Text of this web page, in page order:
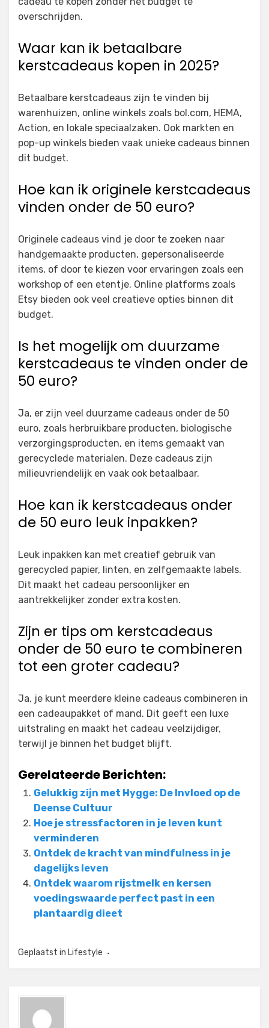
overschrijden.
Waar kan ik betaalbare
kerstcadeaus kopen in 2025?
Betaalbare kerstcadeaus zijn te vinden bij
warenhuizen, online winkels zoals bol.com, HEMA,
Action, en lokale speciaalzaken. Ook markten en
pop-up winkels bieden vaak unieke cadeaus binnen
dit budget.
Hoe kan ik originele kerstcadeaus
vinden onder de 50 euro?
Originele cadeaus vind je door te zoeken naar
handgemaakte producten, gepersonaliseerde
items, of door te kiezen voor ervaringen zoals een
workshop of een etentje. Online platforms zoals
Etsy bieden ook veel creatieve opties binnen dit
budget.
Is het mogelijk om duurzame
kerstcadeaus te vinden onder de
50 euro?
Ja, er zijn veel duurzame cadeaus onder de 50
euro, zoals herbruikbare producten, biologische
verzorgingsproducten, en items gemaakt van
gerecyclede materialen. Deze cadeaus zijn
milieuvriendelijk en vaak ook betaalbaar.
Hoe kan ik kerstcadeaus onder
de 50 euro leuk inpakken?
Leuk inpakken kan met creatief gebruik van
gerecycled papier, linten, en zelfgemaakte labels.
Dit maakt het cadeau persoonlijker en
aantrekkelijker zonder extra kosten.
Zijn er tips om kerstcadeaus
onder de 50 euro te combineren
tot een groter cadeau?
Ja, je kunt meerdere kleine cadeaus combineren in
een cadeaupakket of mand. Dit geeft een luxe
uitstraling en maakt het cadeau veelzijdiger,
terwijl je binnen het budget blijft.
Gerelateerde Berichten:
Gelukkig zijn met Hygge: De Invloed op de
Deense Cultuur
Hoe je stressfactoren in je leven kunt
verminderen
Ontdek de kracht van mindfulness in je
dagelijks leven
Ontdek waarom rijstmelk en kersen
voedingswaarde perfect past in een
plantaardig dieet
Geplaatst in Lifestyle